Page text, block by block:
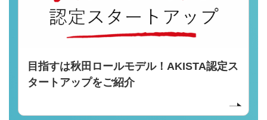
目指すは秋田ロールモデル！AKISTA認定ス
タートアップをご紹介